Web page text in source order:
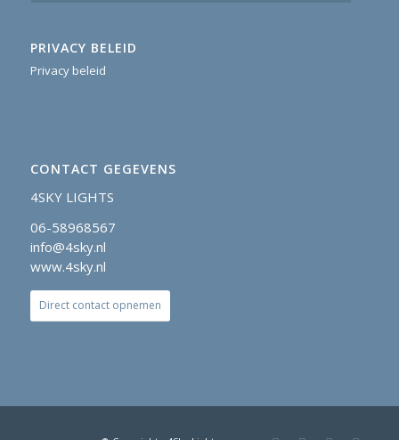
PRIVACY BELEID
Privacy beleid
CONTACT GEGEVENS
4SKY LIGHTS
06-58968567
info@4sky.nl
www.4sky.nl
Direct contact opnemen